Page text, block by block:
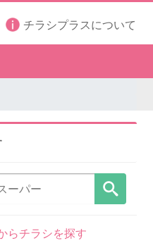
チラシプラスについて
らチラシを探す